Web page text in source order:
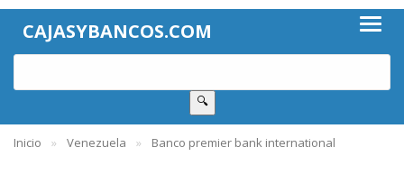
CAJASYBANCOS.COM
🔍
Inicio Venezuela Banco premier bank international